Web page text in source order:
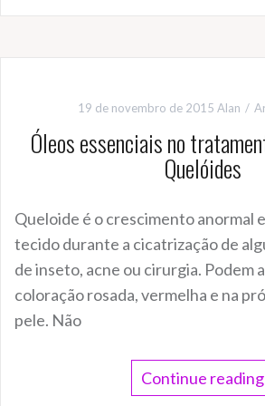
19 de novembro de 2015 Alan
Óleos essenciais no
Quelóides
Queloide é o crescimento anormal
tecido durante a cicatrização de
de inseto, acne ou cirurgia. Podem
coloração rosada, vermelha e na
pele. Não
Continue reading